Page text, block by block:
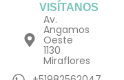
VISÍTANOS
Av.
Angamos
Oeste
1130
Miraflores